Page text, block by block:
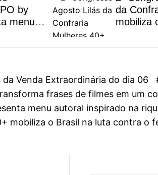
by
menu
da
mobiliza
Venda Extraordinária do dia 06
frases de filmes em um
menu autoral inspirado na
mobiliza o Brasil na luta contra o